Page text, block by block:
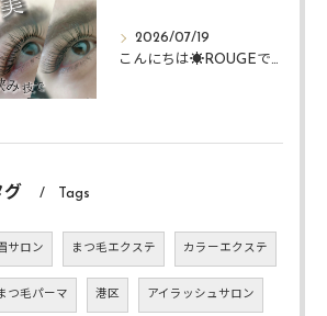
2026/07/19
こんにちは☀️ROUGEですᴗ ᴗ͈
グ Tags
サロン まつ毛エクステ カラーエクステ
つ毛パーマ 港区 アイラッシュサロン